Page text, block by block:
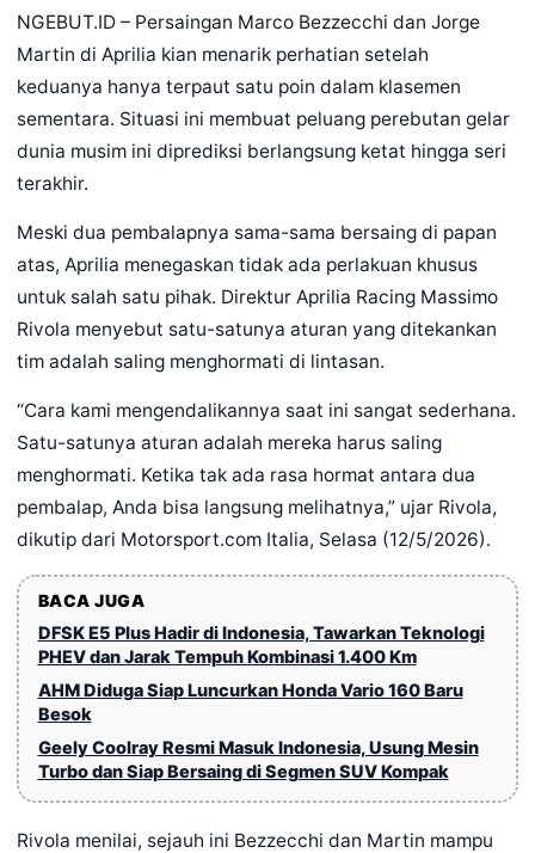
NGEBUT.ID – Persaingan Marco Bezzecchi dan Jorge
Martin di Aprilia kian menarik perhatian setelah
keduanya hanya terpaut satu poin dalam klasemen
sementara. Situasi ini membuat peluang perebutan gelar
dunia musim ini diprediksi berlangsung ketat hingga seri
terakhir.
Meski dua pembalapnya sama-sama bersaing di papan
atas, Aprilia menegaskan tidak ada perlakuan khusus
untuk salah satu pihak. Direktur Aprilia Racing Massimo
Rivola menyebut satu-satunya aturan yang ditekankan
tim adalah saling menghormati di lintasan.
“Cara kami mengendalikannya saat ini sangat sederhana.
Satu-satunya aturan adalah mereka harus saling
menghormati. Ketika tak ada rasa hormat antara dua
pembalap, Anda bisa langsung melihatnya,” ujar Rivola,
dikutip dari Motorsport.com Italia, Selasa (12/5/2026).
BACA JUGA
DFSK E5 Plus Hadir di Indonesia, Tawarkan Teknologi
PHEV dan Jarak Tempuh Kombinasi 1.400 Km
AHM Diduga Siap Luncurkan Honda Vario 160 Baru
Besok
Geely Coolray Resmi Masuk Indonesia, Usung Mesin
Turbo dan Siap Bersaing di Segmen SUV Kompak
Rivola menilai, sejauh ini Bezzecchi dan Martin mampu